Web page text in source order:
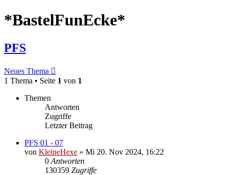
*BastelFunEcke*
PFS
Neues Thema
1 Thema • Seite 1 von 1
Themen
Antworten
Zugriffe
Letzter Beitrag
PFS 01 - 07
von KleineHexe » Mi 20. Nov 2024, 16:22
0 Antworten
130359 Zugriffe